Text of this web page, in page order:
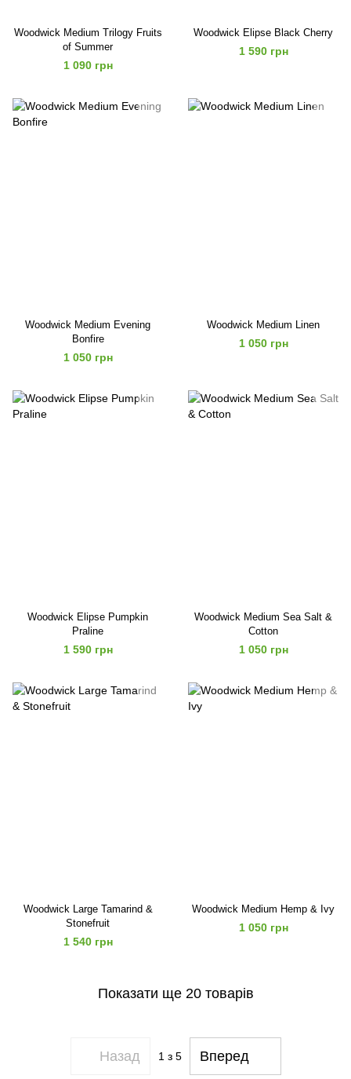
Woodwick Medium Trilogy Fruits
of Summer
1 090 грн
Woodwick Elipse Black Cherry
1 590 грн
Woodwick Medium Evening
Bonfire
1 050 грн
Woodwick Medium Linen
1 050 грн
Woodwick Elipse Pumpkin
Praline
1 590 грн
Woodwick Medium Sea Salt &
Cotton
1 050 грн
Woodwick Large Tamarind &
Stonefruit
1 540 грн
Woodwick Medium Hemp & Ivy
1 050 грн
Показати ще 20 товарів
Назад 1з 5 Вперед